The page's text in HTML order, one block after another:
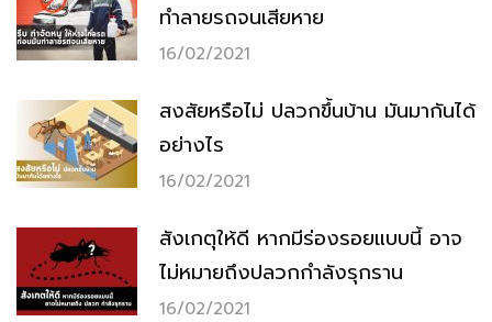
ทำลายรถจนเสียหาย
16/02/2021
สงสัยหรือไม่ ปลวกขึ้นบ้าน มันมากันได้
อย่างไร
16/02/2021
สังเกตุให้ดี หากมีร่องรอยแบบนี้ อาจ
ไม่หมายถึงปลวกกำลังรุกราน
16/02/2021